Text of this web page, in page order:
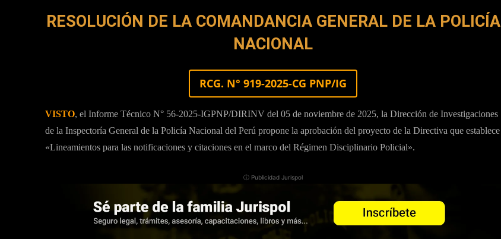
RESOLUCIÓN DE LA COMANDANCIA GENERAL DE LA POLICÍA
NACIONAL
RCG. N° 919-2025-CG PNP/IG
VISTO, el Informe Técnico N° 56-2025-IGPNP/DIRINV del 05 de noviembre de 2025, la Dirección de Investigaciones
de la Inspectoría General de la Policía Nacional del Perú propone la aprobación del proyecto de la Directiva que establece
«Lineamientos para las notificaciones y citaciones en el marco del Régimen Disciplinario Policial».
ⓘ Publicidad Jurispol